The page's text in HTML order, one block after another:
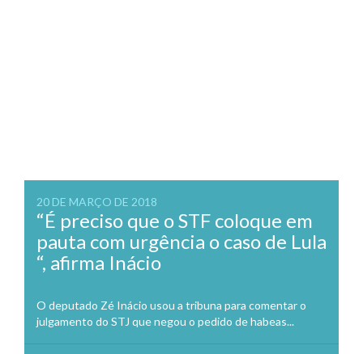
20 DE MARÇO DE 2018
“É preciso que o STF coloque em
pauta com urgência o caso de Lula
“, afirma Inácio
O deputado Zé Inácio usou a tribuna para comentar o
julgamento do STJ que negou o pedido de habeas...